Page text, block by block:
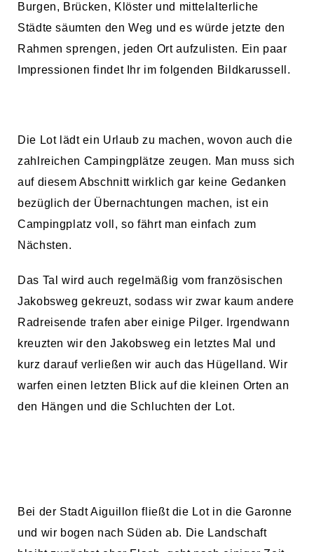
Burgen, Brücken, Klöster und mittelalterliche
Städte säumten den Weg und es würde jetzte den
Rahmen sprengen, jeden Ort aufzulisten. Ein paar
Impressionen findet Ihr im folgenden Bildkarussell.
Die Lot lädt ein Urlaub zu machen, wovon auch die
zahlreichen Campingplätze zeugen. Man muss sich
auf diesem Abschnitt wirklich gar keine Gedanken
bezüglich der Übernachtungen machen, ist ein
Campingplatz voll, so fährt man einfach zum
Nächsten.
Das Tal wird auch regelmäßig vom französischen
Jakobsweg gekreuzt, sodass wir zwar kaum andere
Radreisende trafen aber einige Pilger. Irgendwann
kreuzten wir den Jakobsweg ein letztes Mal und
kurz darauf verließen wir auch das Hügelland. Wir
warfen einen letzten Blick auf die kleinen Orten an
den Hängen und die Schluchten der Lot.
Bei der Stadt Aiguillon fließt die Lot in die Garonne
und wir bogen nach Süden ab. Die Landschaft